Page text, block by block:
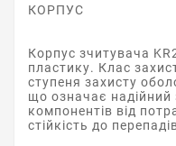
КОРПУС
Корпус зчитувача
пластику. Клас
ступеня захисту
що означає надійний
компонентів від
стійкість до